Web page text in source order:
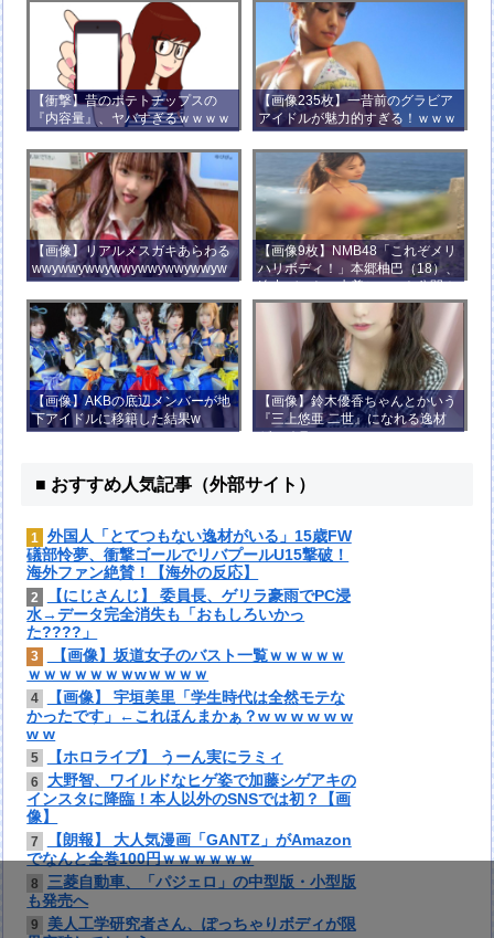
【衝撃】昔のポテトチップスの
『内容量』、ヤバすぎるｗｗｗｗ
ｗｗｗｗ
【画像235枚】一昔前のグラビア
アイドルが魅力的すぎる！ｗｗｗ
【画像】リアルメスガキあらわる
wwywwywwywwywwywwywwyw
wywwy
【画像9枚】NMB48「これぞメリ
ハリボディ！」本郷柚巴（18）、
迫力バストの水着ショット公開！
【画像】AKBの底辺メンバーが地
下アイドルに移籍した結果w
【画像】鈴木優香ちゃんとかいう
『三上悠亜 二世』になれる逸材
がコチラ
■ おすすめ人気記事（外部サイト）
1
外国人「とてつもない逸材がいる」15歳FW
礒部怜夢、衝撃ゴールでリバプールU15撃破！
海外ファン絶賛！【海外の反応】
2
【にじさんじ】 委員長、ゲリラ豪雨でPC浸
水→データ完全消失も「おもしろいかっ
た????」
3
【画像】坂道女子のバスト一覧ｗｗｗｗｗ
ｗｗｗｗｗｗｗwｗｗｗｗ
4
【画像】 宇垣美里「学生時代は全然モテな
かったです」←これほんまかぁ？w w w w w w
w w
5 【ホロライブ】 うーん実にラミィ
6
大野智、ワイルドなヒゲ姿で加藤シゲアキの
インスタに降臨！本人以外のSNSでは初？【画
像】
7
【朗報】 大人気漫画「GANTZ」がAmazon
でなんと全巻100円ｗｗｗｗｗｗ
8
三菱自動車、「パジェロ」の中型版・小型版
も発売へ
9
美人工学研究者さん、ぽっちゃりボディが限